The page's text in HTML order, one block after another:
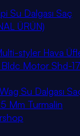
Su Dalgası Saç
ÜRÜN)
styler Hava
Motor Shd-
Su Dalgası
Mm Turmalin